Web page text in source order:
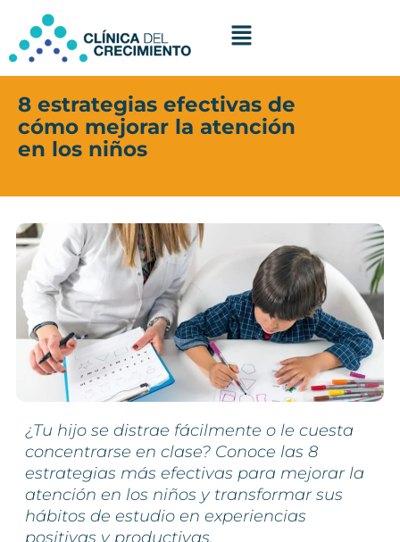
contenido
8 estrategias efectivas de
cómo mejorar la atención
en los niños
¿Tu hijo se distrae fácilmente o le cuesta
concentrarse en clase? Conoce las 8
estrategias más efectivas para mejorar la
atención en los niños y transformar sus
hábitos de estudio en experiencias
positivas y productivas.